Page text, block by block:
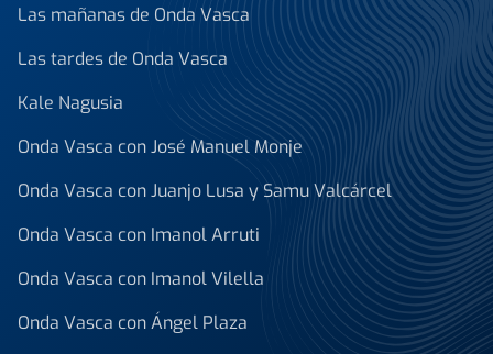
Las mañanas de Onda Vasca
Las tardes de Onda Vasca
Kale Nagusia
Onda Vasca con José Manuel Monje
Onda Vasca con Juanjo Lusa y Samu Valcárcel
Onda Vasca con Imanol Arruti
Onda Vasca con Imanol Vilella
Onda Vasca con Ángel Plaza